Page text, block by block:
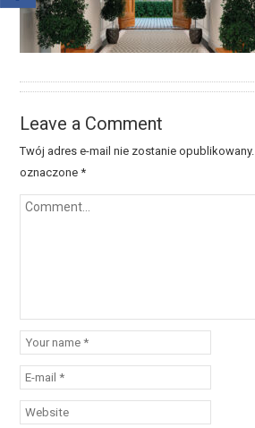
Leave a Comment
Twój adres e-mail nie zostanie opublikowany.
oznaczone*